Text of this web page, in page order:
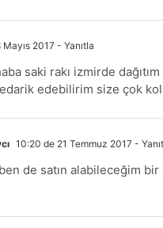
2017 - Yanıtla
saki rakı izmirde
edebilirim size çok
10:20 de 21 Temmuz 2017 -
de satın alabileceğim